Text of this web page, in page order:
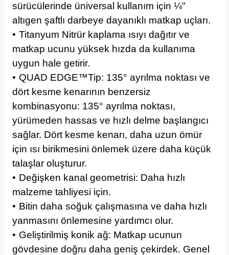
sürücülerinde üniversal kullanım için ¼"
altıgen şaftlı darbeye dayanıklı matkap uçları.
•Titanyum Nitrür kaplama ısıyı dağıtır ve
matkap ucunu yüksek hızda da kullanıma
uygun hale getirir.
• QUAD EDGE™Tip: 135° ayrılma noktası ve
dört kesme kenarının benzersiz
kombinasyonu: 135° ayrılma noktası,
yürümeden hassas ve hızlı delme başlangıcı
sağlar. Dört kesme kenarı, daha uzun ömür
için ısı birikmesini önlemek üzere daha küçük
talaşlar oluşturur.
• Değişken kanal geometrisi: Daha hızlı
malzeme tahliyesi için.
• Bitin daha soğuk çalışmasına ve daha hızlı
yanmasını önlemesine yardımcı olur.
• Geliştirilmiş konik ağ: Matkap ucunun
gövdesine doğru daha geniş çekirdek. Genel